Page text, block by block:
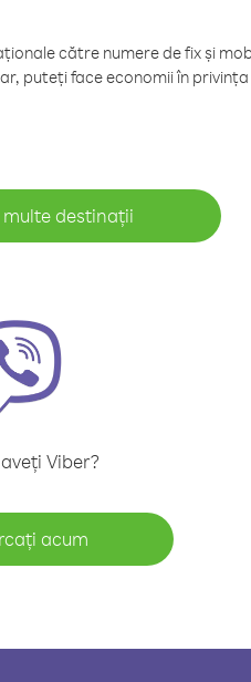
către numere de fix și
puteți face economii în
destinații
Viber?
acum